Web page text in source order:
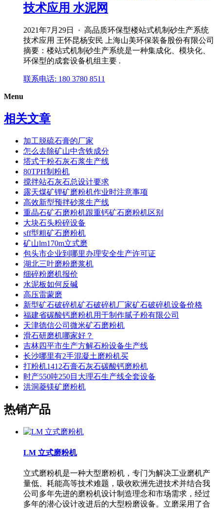
技术应用 水泥网
2021年7月29日 · 高品质环保型楼站式机制砂生产系统
技术应用 王怀昆杨安民 上海山美环保装备股份有限公司
摘要：楼站式机制砂生产系统是一种集成化、模块化、
环保型的成套设备机组主要 .
联系电话: 180 3780 8511
Menu
相关文章
加工脱硫石膏的厂家
怎么去除矿山中含铁成分
塔式干粉石灰石浆生产线
80TPH制粉机
搅拌站石灰石总设计要求
露天煤矿锂矿磨粉机作业时注意事项
高效新型预拌砂浆生产线
重晶石矿石磨粉机跟重钙矿石磨粉机区别
大块石头粉碎设备
sff型粗矿石磨粉机
矿山lm170m立式磨
包头市企业到哪里办理安全生产许可证
湖北三叶磨粉磨浆机
细碎粉磨机报价
水泥板如何反碱
高压雷蒙磨
新型矿石破碎机矿石破碎机厂家矿石破碎机设备价格
福建省碳酸钙磨粉机用于制作腻子粉有限公司
天津德信公司微米矿石磨粉机
滑石研磨机哪家好？
吉林四平市生产方解石粉设备生产线
长沙哪里有2手混凝土磨粉机买
打粉机1412石膏石灰石碳酸钙磨粉机
时产550吨250目大理石生产线全套设备
洪洞菱镁矿磨粉机
热销产品
LM 立式磨粉机
立式磨粉机是一种大型磨粉机，专门为解决工业磨机产
量低、耗能高等技术难题，吸收欧洲先进技术并结合我
公司多年先进的磨粉机设计制造理念和市场需求，经过
多年的潜心设计改进后的大型粉磨设备。立磨采用了合